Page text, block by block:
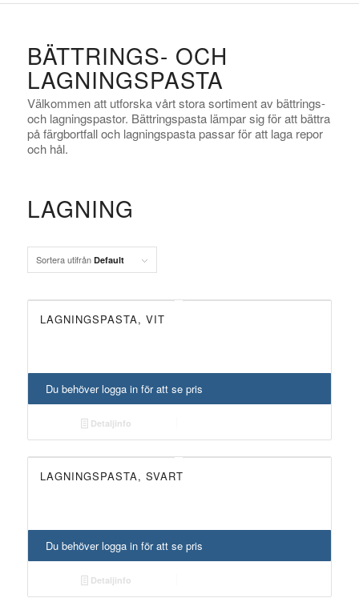
BÄTTRINGS- OCH
LAGNINGSPASTA
Välkommen att utforska vårt stora sortiment av bättrings-
och lagningspastor. Bättringspasta lämpar sig för att bättra
på färgbortfall och lagningspasta passar för att laga repor
och hål.
LAGNING
Sortera utifrån Default
LAGNINGSPASTA, VIT
Du behöver logga in för att se pris
Detaljinfo
LAGNINGSPASTA, SVART
Du behöver logga in för att se pris
Detaljinfo